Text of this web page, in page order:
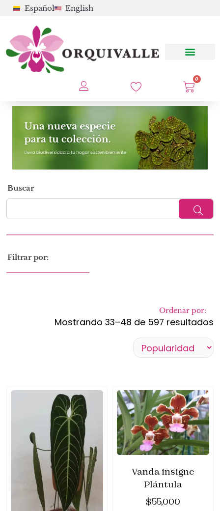
Español English
0
Buscar
Filtrar por:
Ordenar por:
Mostrando 33–48 de 597 resultados
Vanda insigne
Plántula
$55,000